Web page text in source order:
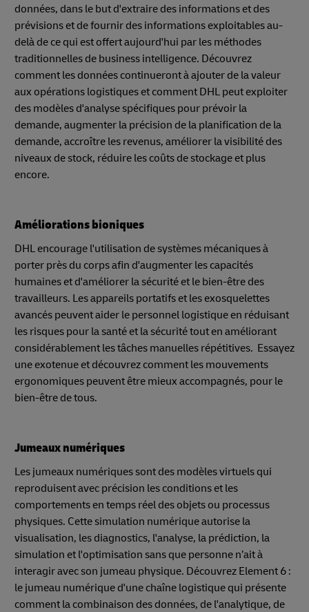
données, dans le but d'extraire des informations et des
prévisions et de fournir des informations exploitables au-
delà de ce qui est offert aujourd'hui par les méthodes
traditionnelles de business intelligence. Découvrez
comment les données continueront à ajouter de la valeur
aux opérations logistiques et comment DHL peut exploiter
des modèles d'analyse spécifiques pour prévoir la
demande, augmenter la précision de la planification de la
demande, accroître les revenus, améliorer la visibilité des
niveaux de stock, réduire les coûts de stockage et plus
encore.
Améliorations bioniques
DHL encourage l'utilisation de systèmes mécaniques à
porter près du corps afin d'augmenter les capacités
humaines et d'améliorer la sécurité et le bien-être des
travailleurs. Les appareils portatifs et les exosquelettes
avancés peuvent aider le personnel logistique en réduisant
les risques pour la santé et la sécurité tout en améliorant
considérablement les tâches manuelles répétitives. Essayez
une exotenue et découvrez comment les mouvements
ergonomiques peuvent être mieux accompagnés, pour le
bien-être de tous.
Jumeaux numériques
Les jumeaux numériques sont des modèles virtuels qui
reproduisent avec précision les conditions et les
comportements en temps réel des objets ou processus
physiques. Cette simulation numérique autorise la
visualisation, les diagnostics, l'analyse, la prédiction, la
simulation et l'optimisation sans que personne n’ait à
interagir avec son jumeau physique. Découvrez Element 6 :
le jumeau numérique d'une chaîne logistique qui présente
comment la combinaison des données, de l'analytique, de